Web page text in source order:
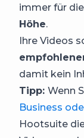
immer für die
Höhe.
Ihre Videos
damit kein
Tipp: Wenn
Business
Hootsuite